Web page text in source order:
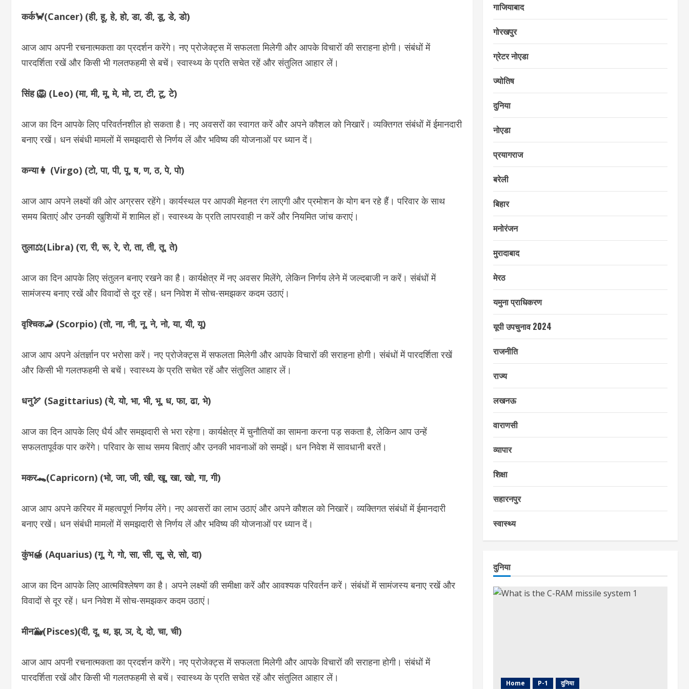
कर्क🦀(Cancer) (ही, हू, हे, हो, डा, डी, डू, डे, डो)
आज आप अपनी रचनात्मकता का प्रदर्शन करेंगे। नए प्रोजेक्ट्स में सफलता मिलेगी और आपके विचारों की सराहना होगी। संबंधों में
पारदर्शिता रखें और किसी भी गलतफहमी से बचें। स्वास्थ्य के प्रति सचेत रहें और संतुलित आहार लें।
सिंह 🦁 (Leo) (मा, मी, मू, मे, मो, टा, टी, टू, टे)
आज का दिन आपके लिए परिवर्तनशील हो सकता है। नए अवसरों का स्वागत करें और अपने कौशल को निखारें। व्यक्तिगत संबंधों में ईमानदारी
बनाए रखें। धन संबंधी मामलों में समझदारी से निर्णय लें और भविष्य की योजनाओं पर ध्यान दें।
कन्या👩 (Virgo) (टो, पा, पी, पू, ष, ण, ठ, पे, पो)
आज आप अपने लक्ष्यों की ओर अग्रसर रहेंगे। कार्यस्थल पर आपकी मेहनत रंग लाएगी और प्रमोशन के योग बन रहे हैं। परिवार के साथ
समय बिताएं और उनकी खुशियों में शामिल हों। स्वास्थ्य के प्रति लापरवाही न करें और नियमित जांच कराएं।
तुला⚖️(Libra) (रा, री, रू, रे, रो, ता, ती, तू, ते)
आज का दिन आपके लिए संतुलन बनाए रखने का है। कार्यक्षेत्र में नए अवसर मिलेंगे, लेकिन निर्णय लेने में जल्दबाजी न करें। संबंधों में
सामंजस्य बनाए रखें और विवादों से दूर रहें। धन निवेश में सोच-समझकर कदम उठाएं।
वृश्चिक🦂 (Scorpio) (तो, ना, नी, नू, ने, नो, या, यी, यू)
आज आप अपने अंतर्ज्ञान पर भरोसा करें। नए प्रोजेक्ट्स में सफलता मिलेगी और आपके विचारों की सराहना होगी। संबंधों में पारदर्शिता रखें
और किसी भी गलतफहमी से बचें। स्वास्थ्य के प्रति सचेत रहें और संतुलित आहार लें।
धनु🏹 (Sagittarius) (ये, यो, भा, भी, भू, ध, फा, ढा, भे)
आज का दिन आपके लिए धैर्य और समझदारी से भरा रहेगा। कार्यक्षेत्र में चुनौतियों का सामना करना पड़ सकता है, लेकिन आप उन्हें
सफलतापूर्वक पार करेंगे। परिवार के साथ समय बिताएं और उनकी भावनाओं को समझें। धन निवेश में सावधानी बरतें।
मकर🐊(Capricorn) (भो, जा, जी, खी, खू, खा, खो, गा, गी)
आज आप अपने करियर में महत्वपूर्ण निर्णय लेंगे। नए अवसरों का लाभ उठाएं और अपने कौशल को निखारें। व्यक्तिगत संबंधों में ईमानदारी
बनाए रखें। धन संबंधी मामलों में समझदारी से निर्णय लें और भविष्य की योजनाओं पर ध्यान दें।
कुंभ🍯 (Aquarius) (गू, गे, गो, सा, सी, सू, से, सो, दा)
आज का दिन आपके लिए आत्मविश्लेषण का है। अपने लक्ष्यों की समीक्षा करें और आवश्यक परिवर्तन करें। संबंधों में सामंजस्य बनाए रखें और
विवादों से दूर रहें। धन निवेश में सोच-समझकर कदम उठाएं।
मीन🐳(Pisces)(दी, दू, थ, झ, ञ, दे, दो, चा, ची)
आज आप अपनी रचनात्मकता का प्रदर्शन करेंगे। नए प्रोजेक्ट्स में सफलता मिलेगी और आपके विचारों की सराहना होगी। संबंधों में
पारदर्शिता रखें और किसी भी गलतफहमी से बचें। स्वास्थ्य के प्रति सचेत रहें और संतुलित आहार लें।
गाजियाबाद
गोरखपुर
ग्रेटर नोएडा
ज्योतिष
दुनिया
नोएडा
प्रयागराज
बरेली
बिहार
मनोरंजन
मुरादाबाद
मेरठ
यमुना प्राधिकरण
यूपी उपचुनाव 2024
राजनीति
राज्य
लखनऊ
वाराणसी
व्यापार
शिक्षा
सहारनपुर
स्वास्थ्य
दुनिया
Home P-1 दुनिया